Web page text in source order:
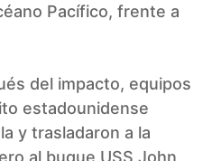
Pacífico, frente a
del impacto, equipos
estadounidense
y trasladaron a la
al buque USS John